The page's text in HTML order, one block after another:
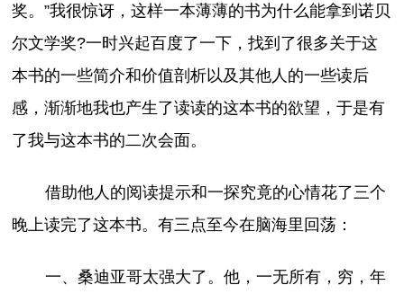
奖。”我很惊讶，这样一本薄薄的书为什么能拿到诺贝
尔文学奖?一时兴起百度了一下，找到了很多关于这
本书的一些简介和价值剖析以及其他人的一些读后
感，渐渐地我也产生了读读的这本书的欲望，于是有
了我与这本书的二次会面。
借助他人的阅读提示和一探究竟的心情花了三个
晚上读完了这本书。有三点至今在脑海里回荡：
一、桑迪亚哥太强大了。他，一无所有，穷，年